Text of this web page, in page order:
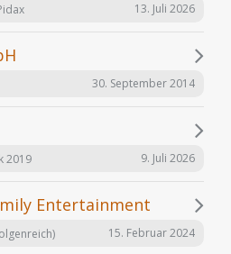
13. Juli 2026
30. September 2014
2019 9. Juli 2026
Entertainment
15. Februar 2024